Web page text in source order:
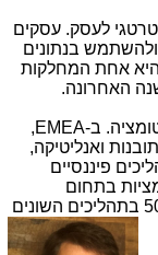
לעסק. עסקים
ולהשתמש בנתונים
היא אחת המחלקות
האחרונה.
ב-EMEA
,
ואנליטיקה,
פיננסיים
בתחום
הפיננסים עם גידול ממוצע של למעלה מ- 500% בתהליכים השונים